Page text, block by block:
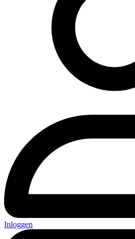
Inloggen